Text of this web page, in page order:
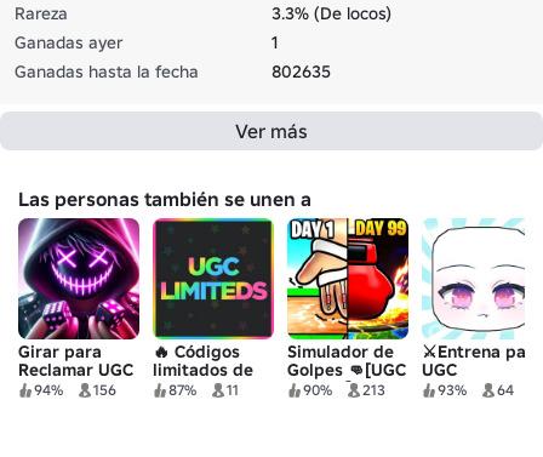
Rareza
3.3% (De locos)
Ganadas ayer
1
Ganadas hasta la fecha
802635
Ver más
Las personas también se unen a
Girar para
Reclamar UGC
94% 156
🔥 Códigos
limitados de
UGC
87% 11
Simulador de
Golpes 👊[UGC
GRATIS]
90% 213
⚔️Entrena para
UGC
93% 64